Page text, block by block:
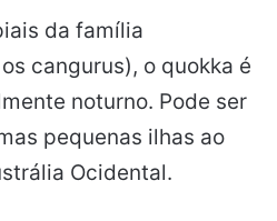
da família
cangurus), o quokka é
noturno. Pode ser
pequenas ilhas ao
Ocidental.